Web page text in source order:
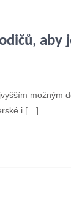
aby
možným
i […]